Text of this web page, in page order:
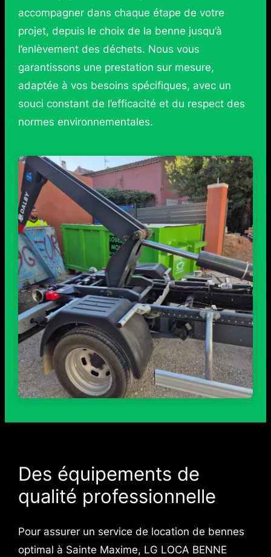
accompagner dans chaque étape de votre
projet, depuis le choix de la benne jusqu’à
l’enlèvement des déchets. Nous vous
garantissons une prestation sur mesure,
adaptée à vos besoins spécifiques, avec un
souci constant de l’efficacité et du respect des
normes environnementales.
Des équipements de
qualité professionnelle
Pour assurer un service de location de bennes
optimal à Sainte Maxime, LG LOCA BENNE